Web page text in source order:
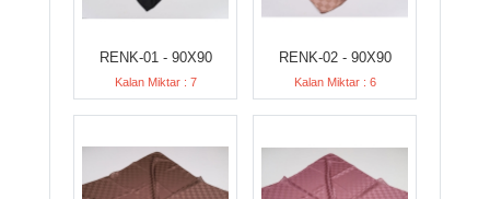
RENK-01 - 90X90
Kalan Miktar : 7
RENK-02 - 90X90
Kalan Miktar : 6